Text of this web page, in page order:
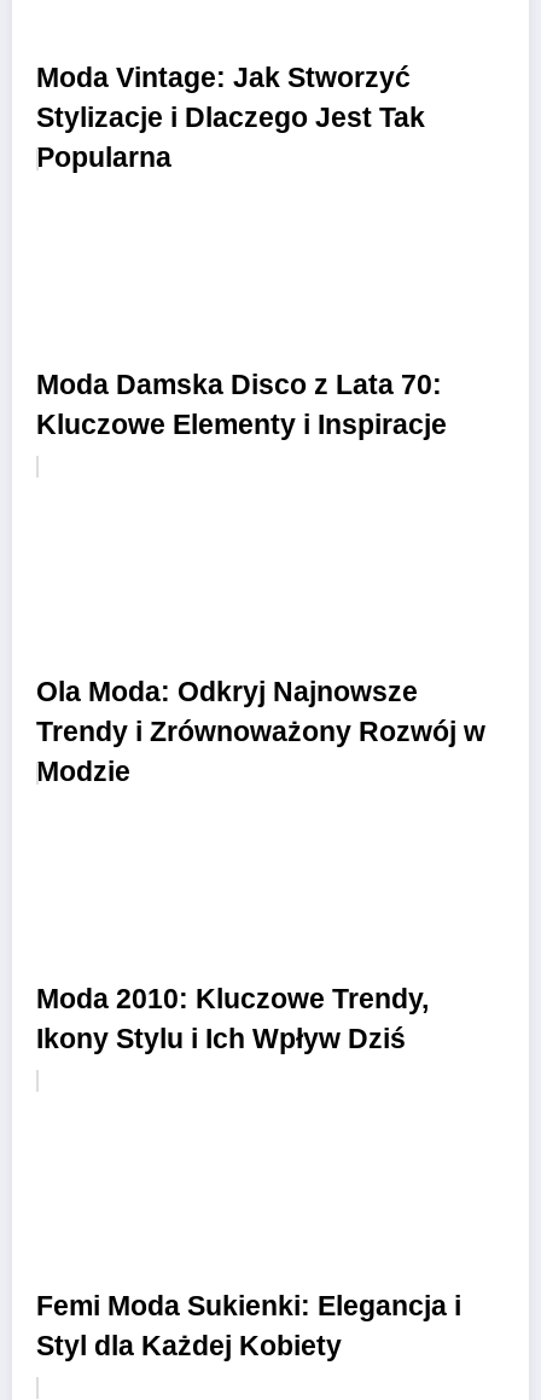
Moda Vintage: Jak Stworzyć
Stylizacje i Dlaczego Jest Tak
Popularna
Moda Damska Disco z Lata 70:
Kluczowe Elementy i Inspiracje
Ola Moda: Odkryj Najnowsze
Trendy i Zrównoważony Rozwój w
Modzie
Moda 2010: Kluczowe Trendy,
Ikony Stylu i Ich Wpływ Dziś
Femi Moda Sukienki: Elegancja i
Styl dla Każdej Kobiety